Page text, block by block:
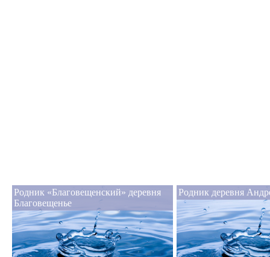
Родник «Благовещенский» деревня
Благовещенье
Родник деревня